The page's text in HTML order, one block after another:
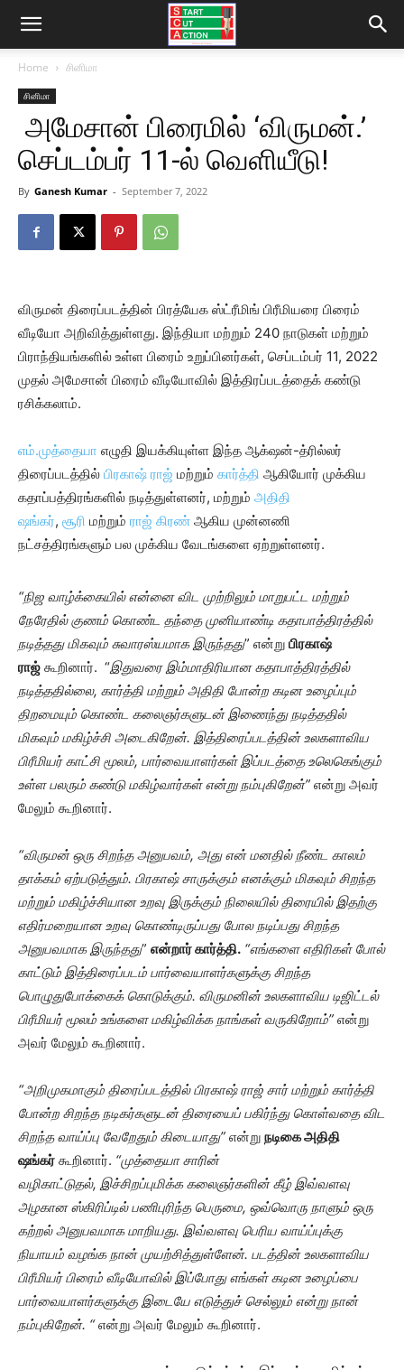
Home சினிமா
சினிமா
அமேசான் பிரைமில் ‘விருமன்.’
செப்டம்பர் 11-ல் வெளியீடு!
By Ganesh Kumar - September 7, 2022
விருமன் திரைப்படத்தின் பிரத்யேக ஸ்ட்ரீமிங் பிரீமியரை பிரைம்
வீடியோ அறிவித்துள்ளது. இந்தியா மற்றும் 240 நாடுகள் மற்றும்
பிராந்தியங்களில் உள்ள பிரைம் உறுப்பினர்கள், செப்டம்பர் 11, 2022
முதல் அமேசான் பிரைம் வீடியோவில் இத்திரப்படத்தைக் கண்டு
ரசிக்கலாம்.
எம்.முத்தையா எழுதி இயக்கியுள்ள இந்த ஆக்‌ஷன்-த்ரில்லர்
திரைப்படத்தில் பிரகாஷ் ராஜ் மற்றும் கார்த்தி ஆகியோர் முக்கிய
கதாப்பத்திரங்களில் நடித்துள்ளனர், மற்றும் அதிதி
ஷங்கர், சூரி மற்றும் ராஜ் கிரண் ஆகிய முன்னணி
நட்சத்திரங்களும் பல முக்கிய வேடங்களை ஏற்றுள்ளனர்.
“நிஜ வாழ்க்கையில் என்னை விட முற்றிலும் மாறுபட்ட மற்றும்
நேரேதில் குணம் கொண்ட தந்தை முனியாண்டி கதாபாத்திரத்தில்
நடித்தது மிகவும் சுவாரஸ்யமாக இருந்தது” என்று பிரகாஷ்
ராஜ் கூறினார். “இதுவரை இம்மாதிரியான கதாபாத்திரத்தில்
நடித்ததில்லை, கார்த்தி மற்றும் அதிதி போன்ற கடின உழைப்பும்
திறமையும் கொண்ட கலைஞர்களுடன் இணைந்து நடித்ததில்
மிகவும் மகிழ்ச்சி அடைகிறேன். இத்திரைப்படத்தின் உலகளாவிய
பிரீமியர் காட்சி மூலம், பார்வையாளர்கள் இப்படத்தை உலெகெங்கும்
உள்ள பலரும் கண்டு மகிழ்வார்கள் என்று நம்புகிறேன்” என்று அவர்
மேலும் கூறினார்.
“விருமன் ஒரு சிறந்த அனுபவம், அது என் மனதில் நீண்ட காலம்
தாக்கம் ஏற்படுத்தும். பிரகாஷ் சாருக்கும் எனக்கும் மிகவும் சிறந்த
மற்றும் மகிழ்ச்சியான உறவு இருக்கும் நிலையில் திரையில் இதற்கு
எதிர்மறையான உறவு கொண்டிருப்பது போல நடிப்பது சிறந்த
அனுபவமாக இருந்தது” என்றார் கார்த்தி. “எங்களை எதிரிகள் போல்
காட்டும் இத்திரைப்படம் பார்வையாளர்களுக்கு சிறந்த
பொழுதுபோக்கைக் கொடுக்கும். விருமனின் உலகளாவிய டிஜிட்டல்
பிரீமியர் மூலம் உங்களை மகிழ்விக்க நாங்கள் வருகிறோம்” என்று
அவர் மேலும் கூறினார்.
“அறிமுகமாகும் திரைப்படத்தில் பிரகாஷ் ராஜ் சார் மற்றும் கார்த்தி
போன்ற சிறந்த நடிகர்களுடன் திரையைப் பகிர்ந்து கொள்வதை விட
சிறந்த வாய்ப்பு வேறேதும் கிடையாது” என்று நடிகை அதிதி
ஷங்கர் கூறினார். “முத்தையா சாரின்
வழிகாட்டுதல், இச்சிறப்புமிக்க கலைஞர்களின் கீழ் இவ்வளவு
அழகான ஸ்கிரிப்டில் பணிபுரிந்த பெருமை, ஒவ்வொரு நாளும் ஒரு
கற்றல் அனுபவமாக மாறியது. இவ்வளவு பெரிய வாய்ப்புக்கு
நியாயம் வழங்க நான் முயற்சித்துள்ளேன். படத்தின் உலகளாவிய
பிரீமியர் பிரைம் வீடியோவில் இப்போது எங்கள் கடின உழைப்பை
பார்வையாளர்களுக்கு இடையே எடுத்துச் செல்லும் என்று நான்
நம்புகிறேன். “என்று அவர் மேலும் கூறினார்.